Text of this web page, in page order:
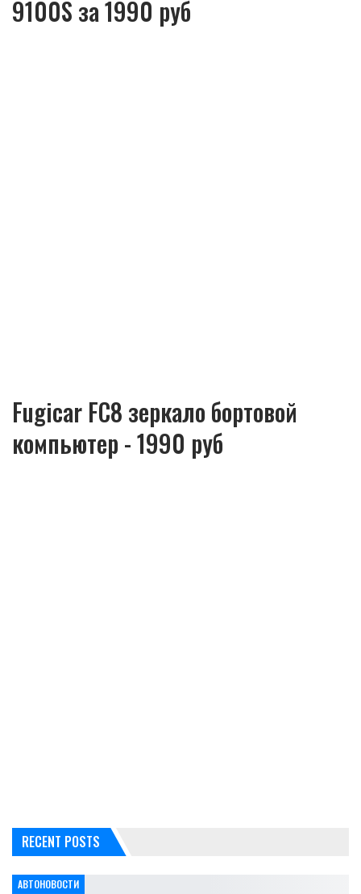
9100S за 1990 руб
Fugicar FC8 зеркало бортовой
компьютер - 1990 руб
RECENT POSTS
АВТОНОВОСТИ